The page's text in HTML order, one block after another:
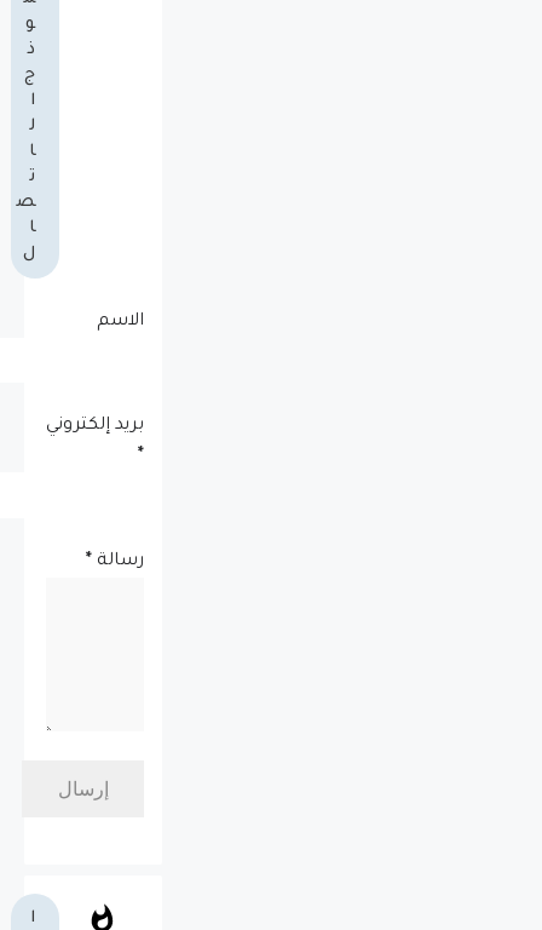
و
ذ
ج
ا
ل
ا
ت
ص
ا
ل
الاسم
بريد إلكتروني
*
رسالة *
ا